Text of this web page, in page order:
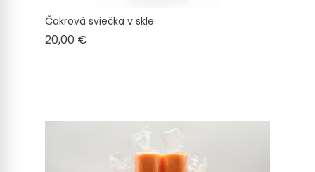
Čakrová sviečka v skle
20,00 €